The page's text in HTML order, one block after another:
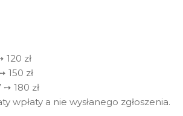
zł
150 zł
180 zł
wpłaty a nie wysłanego zgłoszenia.